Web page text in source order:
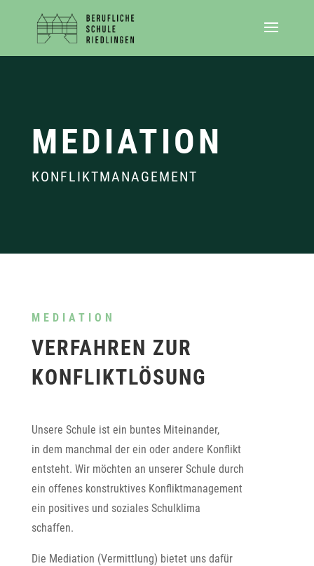
MEDIATION
KONFLIKTMANAGEMENT
MEDIATION
VERFAHREN ZUR
KONFLIKTLÖSUNG
Unsere Schule ist ein buntes Miteinander,
in dem manchmal der ein oder andere Konflikt
entsteht. Wir möchten an unserer Schule durch
ein offenes konstruktives Konfliktmanagement
ein positives und soziales Schulklima
schaffen.
Die Mediation (Vermittlung) bietet uns dafür